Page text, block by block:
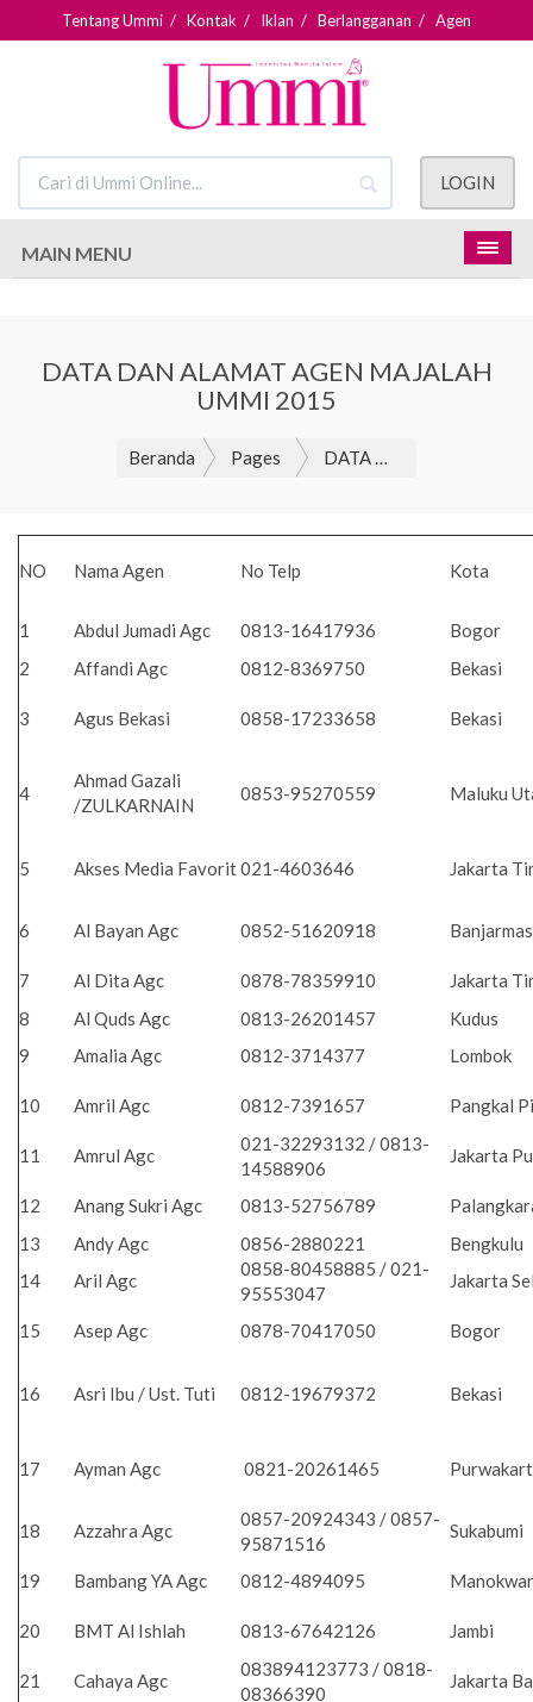
Tentang Ummi / Kontak / Iklan / Berlangganan / Agen
LOGIN
MAIN MENU
DATA DAN ALAMAT AGEN MAJALAH
UMMI 2015
Beranda Pages DATA DAN ALAMAT AGEN MAJALAH UMMI 2015
NO Nama Agen No Telp Kota
1 Abdul Jumadi Agc 0813-16417936
Bogor
2
Affandi Agc 0812-8369750 Bekasi
3 Agus Bekasi 0858-17233658 Bekasi
4
Ahmad Gazali
/ZULKARNAIN
0853-95270559 Maluku
5 Akses Media Favorit021-4603646 Jakarta
6 Al Bayan Agc 0852-51620918
7 Al Dita Agc 0878-78359910
Jakarta
8
Al Quds Agc 0813-26201457
Kudus
9
Amalia Agc 0812-3714377 Lombok
10 Amril Agc 0812-7391657 Pangkal
11 Amrul Agc
021-32293132 / 0813-
14588906
Jakarta
12 Anang Sukri Agc 0813-52756789
13
Andy Agc 0856-2880221
Bengkulu
14
Aril Agc
0858-80458885 / 021-
95553047
Jakarta
15 Asep Agc 0878-70417050 Bogor
16 Asri Ibu / Ust. Tuti 0812-19679372 Bekasi
17 Ayman Agc 0821-20261465
18 Azzahra Agc
0857-20924343 / 0857-
95871516
Sukabumi
19 Bambang YA Agc 0812-4894095
20 BMT Al Ishlah 0813-67642126 Jambi
21 Cahaya Agc
083894123773 / 0818-
08366390
Jakarta